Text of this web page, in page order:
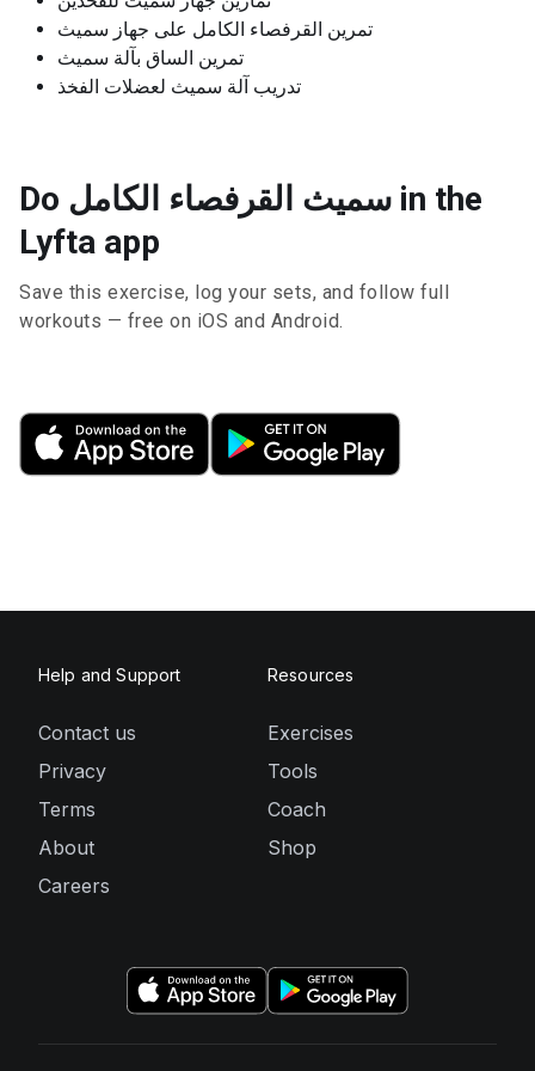
تمرين القرفصاء الكامل على جهاز سميث
تمرين الساق بآلة سميث
تدريب آلة سميث لعضلات الفخذ
Do سميث القرفصاء الكامل in the
Lyfta app
Save this exercise, log your sets, and follow full
workouts — free on iOS and Android.
Help and Support
Contact us
Privacy
Terms
About
Careers
Resources
Exercises
Tools
Coach
Shop